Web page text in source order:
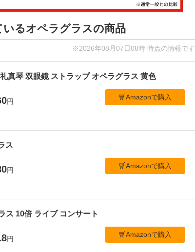
るオペラグラスの商品
※2026年08月07日08時 時点の情報です
真琴 双眼鏡 ストラップ オペラグラス 黄色
円
Amazonで購入
ス
円
Amazonで購入
ス 10倍 ライブ コンサート
円
Amazonで購入